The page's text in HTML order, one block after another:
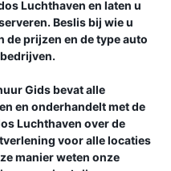
Luchthaven en laten u
Beslis bij wie u
de prijzen en de type auto
Gidsbevat alle
en onderhandelt met de
Luchthaven over de
voor alle locaties
manier weten onze